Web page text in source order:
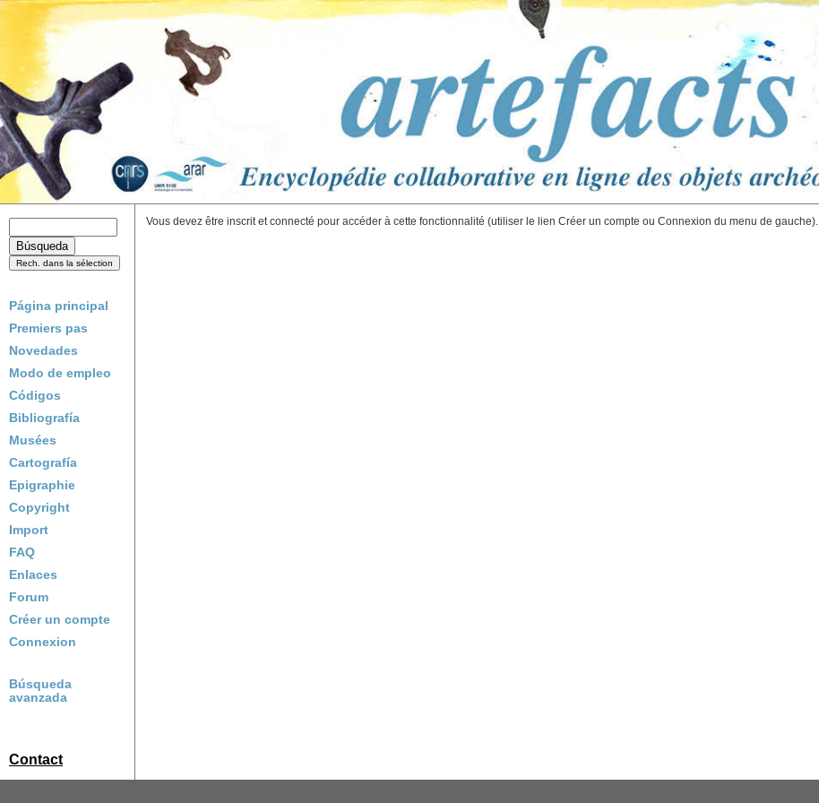
Página principal
Premiers pas
Novedades
Modo de empleo
Códigos
Bibliografía
Musées
Cartografía
Epigraphie
Copyright
Import
FAQ
Enlaces
Forum
Créer un compte
Connexion
Búsqueda
avanzada
Contact
Vous devez être inscrit et connecté pour accéder à cette fonctionnalité (utiliser le lien Créer un compte ou Connexion du menu de gauche).